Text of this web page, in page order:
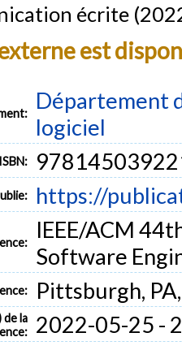
écrite
est
Département
logiciel
ISBN:
https://
IEEE/ACM
Software
Pittsburgh,
de la
2022-05-25 -